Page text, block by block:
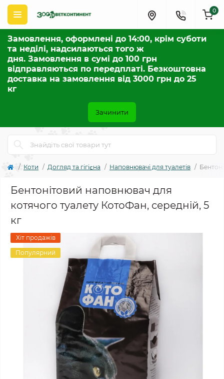
Замовлення, оформлені до 14:00, крім суботи
та неділі, надсилаються того ж
дня. Замовлення в сумі до 100 грн
відправляються по передплаті. Безкоштовна
доставка на замовлення від 3000 грн до 25
кг
Зачинити
0
Коти Догляд та гігієна Наповнювачі для туалетів
Бентонітовий наповнювач для
котячого туалету КотоФан, середній, 5
кг
Хіт продажів
Популярний